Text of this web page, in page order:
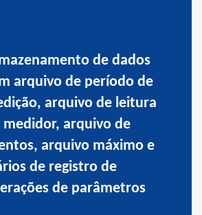
de dados
arquivo de período de
arquivo de leitura
medidor, arquivo de
arquivo máximo e
de registro de
de parâmetros